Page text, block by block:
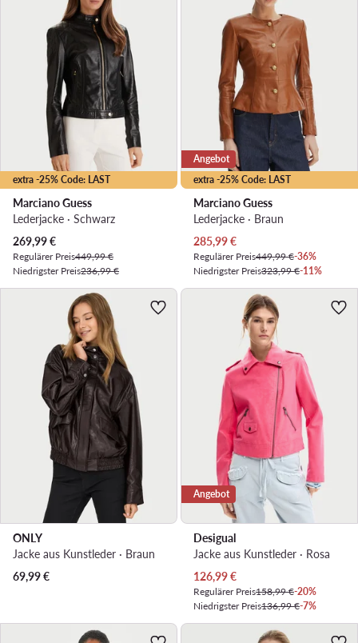
extra -25% Code: LAST
Marciano Guess
Lederjacke · Schwarz
Aktueller Preis
269,99€
Regulärer Preis449,99 €
Niedrigster Preis236,99 €
extra -25% Code: LAST
Angebot
Marciano Guess
Lederjacke · Braun
Aktueller Preis
285,99€
Regulärer Preis449,99 €-36%
Niedrigster Preis323,99 €-11%
ONLY
Jacke aus Kunstleder · Braun
69,99€
Angebot
Desigual
Jacke aus Kunstleder · Rosa
Aktueller Preis
126,99€
Regulärer Preis158,99 €-20%
Niedrigster Preis136,99 €-7%